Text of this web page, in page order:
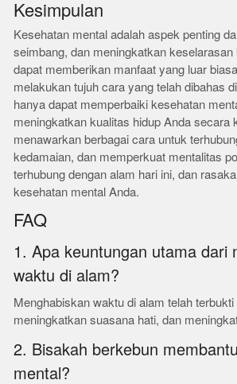
Kesimpulan
Kesehatan mental adalah aspek penting
seimbang, dan meningkatkan keselarasan
dapat memberikan manfaat yang luar
melakukan tujuh cara yang telah dibahas
hanya dapat memperbaiki kesehatan
meningkatkan kualitas hidup Anda secara
menawarkan berbagai cara untuk
kedamaian, dan memperkuat mentalitas
terhubung dengan alam hari ini, dan
kesehatan mental Anda.
FAQ
1. Apa keuntungan utama dari
waktu di alam?
Menghabiskan waktu di alam telah
meningkatkan suasana hati, dan
2. Bisakah berkebun
mental?